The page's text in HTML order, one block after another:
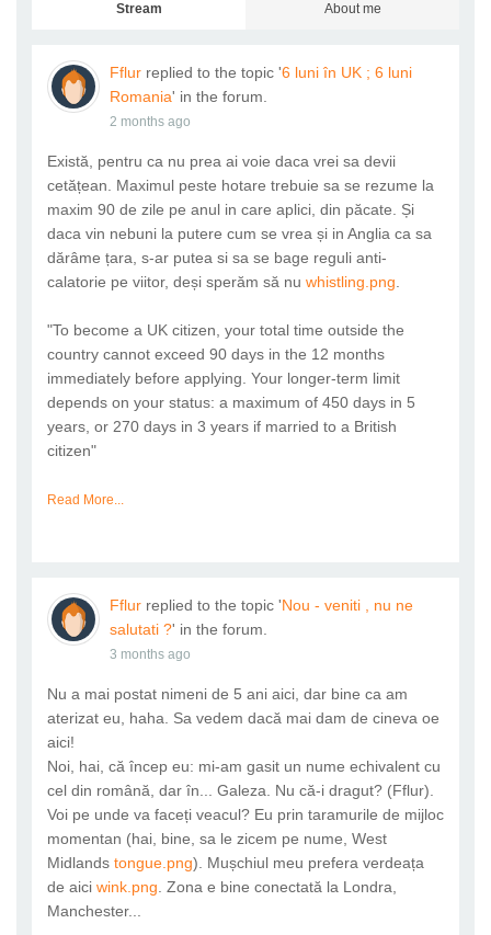
Stream About me
Fflurreplied to the topic '6 luni în UK ; 6 luni
Romania' in the forum.
2 months ago
Există, pentru ca nu prea ai voie daca vrei sa devii
cetățean. Maximul peste hotare trebuie sa se rezume la
maxim 90 de zile pe anul in care aplici, din păcate. Și
daca vin nebuni la putere cum se vrea și in Anglia ca sa
dărâme țara, s-ar putea si sa se bage reguli anti-
calatorie pe viitor, deși sperăm să nu whistling.png​​​​​​.
"To become a UK citizen, your total time outside the
country cannot exceed 90 days in the 12 months
immediately before applying. Your longer-term limit
depends on your status: a maximum of 450 days in 5
years, or 270 days in 3 years if married to a British
citizen"
Read More...
Fflurreplied to the topic 'Nou - veniti , nu ne
salutati ?' in the forum.
3 months ago
Nu a mai postat nimeni de 5 ani aici, dar bine ca am
aterizat eu, haha. Sa vedem dacă mai dam de cineva oe
aici!
Noi, hai, că încep eu: mi-am gasit un nume echivalent cu
cel din română, dar în... Galeza. Nu că-i dragut? (Fflur).
Voi pe unde va faceți veacul? Eu prin taramurile de mijloc
momentan (hai, bine, sa le zicem pe nume, West
Midlands tongue.png). Mușchiul meu prefera verdeața
de aici wink.png. Zona e bine conectată la Londra,
Manchester...